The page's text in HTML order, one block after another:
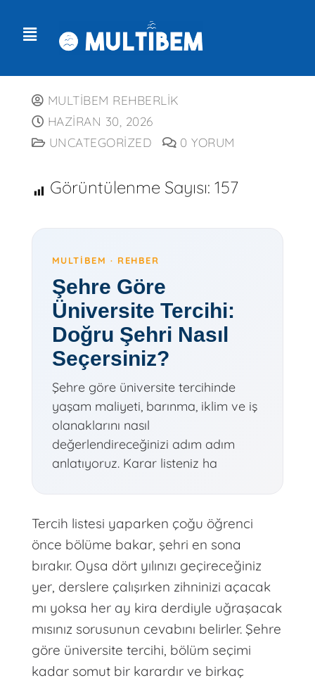
MULTIBEM REHBERLIK
HAZIRAN 30, 2026
UNCATEGORIZED
0 YORUM
Görüntülenme Sayısı: 157
MULTIBEM · REHBER
Şehre Göre
Üniversite Tercihi:
Doğru Şehri Nasıl
Seçersiniz?
Şehre göre üniversite tercihinde
yaşam maliyeti, barınma, iklim ve iş
olanaklarını nasıl
değerlendireceğinizi adım adım
anlatıyoruz. Karar listeniz ha
Tercih listesi yaparken çoğu öğrenci
önce bölüme bakar, şehri en sona
bırakır. Oysa dört yılınızı geçireceğiniz
yer, derslere çalışırken zihninizi açacak
mı yoksa her ay kira derdiyle uğraşacak
mısınız sorusunun cevabını belirler. Şehre
göre üniversite tercihi, bölüm seçimi
kadar somut bir karardır ve birkaç